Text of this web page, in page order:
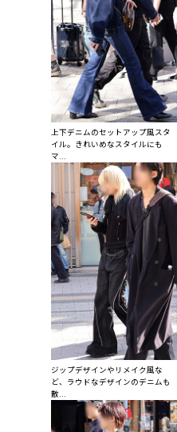
上下デニムのセットアップ風スタ
イル。きれいめなスタイルにも
マ...
ジップデザインやリメイク風な
ど、ラウドなデザインのデニムも
散...